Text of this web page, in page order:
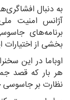
به دنبال
آژانس امنیت
برنامه‌های
بخشی از اختیارات
اوباما در این
هر بار که قصد
نظارت بر جاسوسی